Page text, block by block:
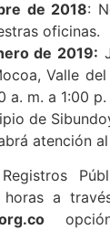
de 2018:
oficinas.
de 2019:
Valle
a. m. a 1:00 p.
de
atención
a